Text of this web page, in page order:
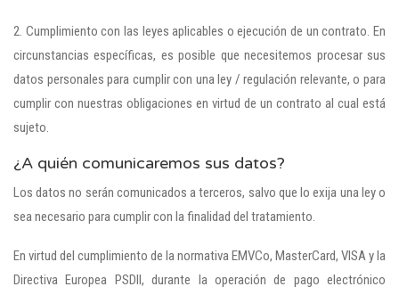
2. Cumplimiento con las leyes aplicables o ejecución de un contrato. En
circunstancias específicas, es posible que necesitemos procesar sus
datos personales para cumplir con una ley / regulación relevante, o para
cumplir con nuestras obligaciones en virtud de un contrato al cual está
sujeto.
¿A quién comunicaremos sus datos?
Los datos no serán comunicados a terceros, salvo que lo exija una ley o
sea necesario para cumplir con la finalidad del tratamiento.
En virtud del cumplimiento de la normativa EMVCo, MasterCard, VISA y la
Directiva Europea PSDII, durante la operación de pago electrónico